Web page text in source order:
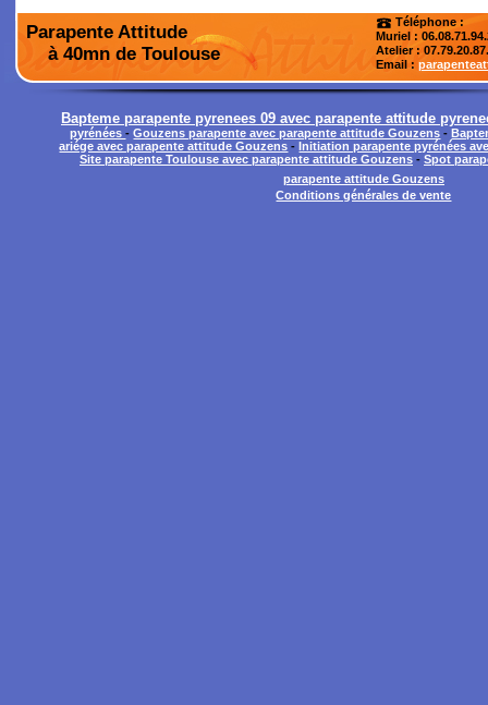
Parapente Attitude
à 40mn de Toulouse
Téléphone :
Muriel :
Atelier:
Email :
Bapteme parapente pyrenees 09 avec parapente attitude
pyrénées-Gouzens parapente avec parapente attitude Gouzens -
ariége avec parapente attitude Gouzens -Initiation parapente pyrénées
Site parapente Toulouse avec parapente attitude Gouzens - Spot
parapente attitude Gouzens
Conditions générales de vente